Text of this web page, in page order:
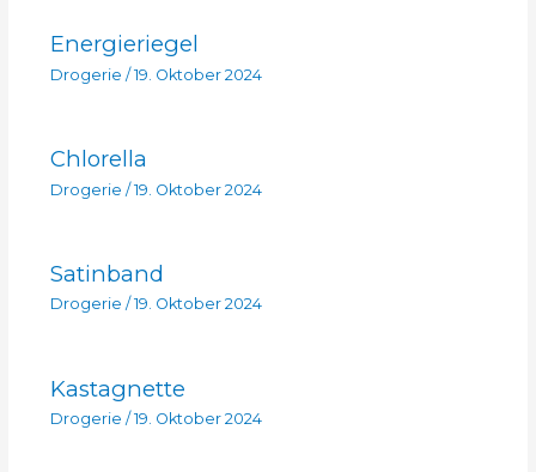
Energieriegel
Drogerie / 19. Oktober 2024
Chlorella
Drogerie /19. Oktober 2024
Satinband
Drogerie / 19. Oktober 2024
Kastagnette
Drogerie / 19. Oktober 2024